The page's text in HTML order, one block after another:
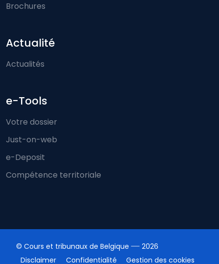
Brochures
Actualité
Actualités
e-Tools
Votre dossier
Just-on-web
e-Deposit
Compétence territoriale
© Cours et tribunaux de Belgique
2026
Disclaimer
Confidentialité Gestion des cookies